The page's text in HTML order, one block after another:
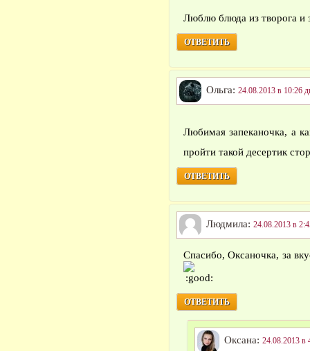
Люблю блюда из творога и
ОТВЕТИТЬ
Ольга: 24.08.2013 в 10:26
Любимая запеканочка, а
пройти такой десертик
ОТВЕТИТЬ
Людмила: 24.08.2013 в
Спасибо, Оксаночка, за
ОТВЕТИТЬ
Оксана: 24.08.2013 в